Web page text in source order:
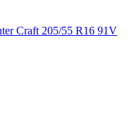
Craft 205/55 R16 91V